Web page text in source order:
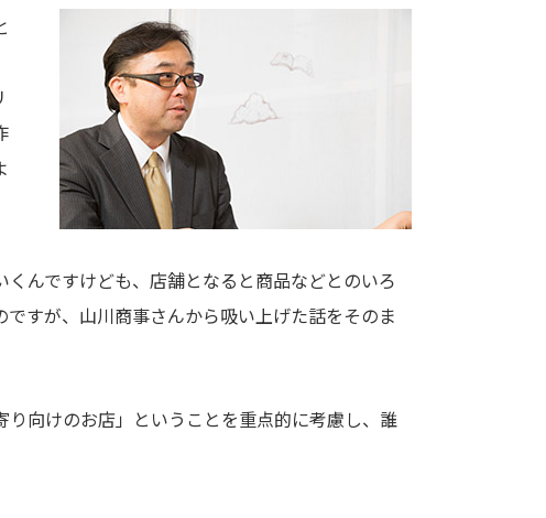
んですけども、店舗となると商品などとのいろ
すが、山川商事さんから吸い上げた話をそのま
向けのお店」ということを重点的に考慮し、誰